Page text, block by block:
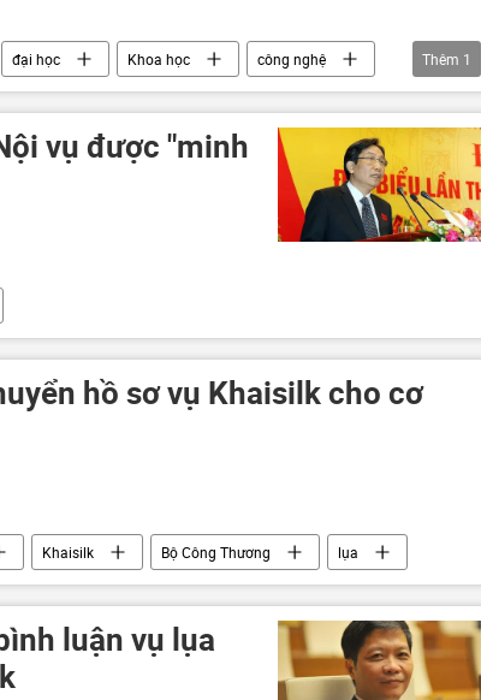
đại học Khoa học
công nghệ
Thêm 1
vụ được "minh
hồ sơ vụ Khaisilk cho cơ
Khaisilk Bộ Công Thương lụa
luận vụ lụa